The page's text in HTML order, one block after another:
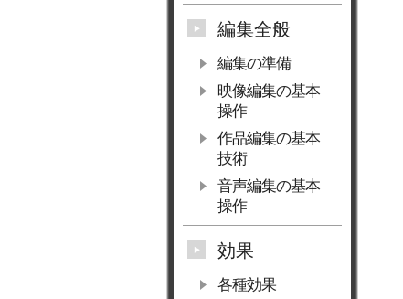
編集全般
編集の準備
映像編集の基本
操作
作品編集の基本
技術
音声編集の基本
操作
効果
各種効果